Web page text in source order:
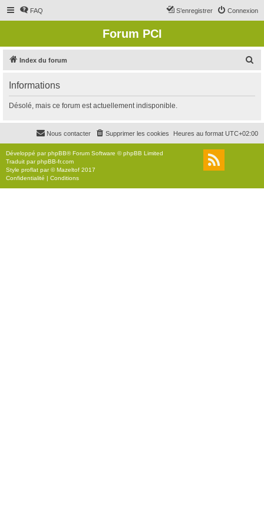
FAQ Connexion
S’enregistrer
Forum PCI
Index du forum
r
c
r
Informations
Désolé, mais ce forum est actuellement indisponible.
Heures au format UTC+02:00
Supprimer les cookies
Nous contacter
Développé parphpBB® Forum Software © phpBB Limited
Traduit parphpBB-fr.com
Style proflat par ©Mazeltof 2017
Confidentialité | Conditions